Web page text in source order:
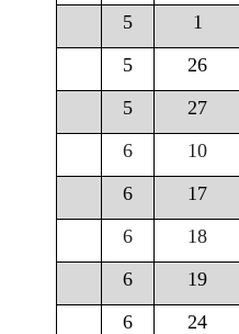
5
1
5
26
5
27
6
10
6
17
6
18
6
19
6
24